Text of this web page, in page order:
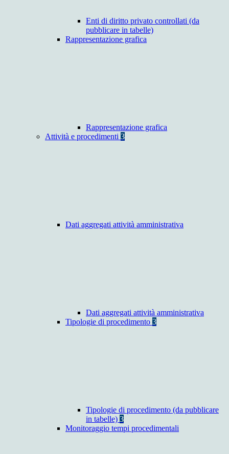
Enti di diritto privato controllati (da
pubblicare in tabelle)
Rappresentazione grafica
Rappresentazione grafica
Attività e procedimenti 3
Dati aggregati attività amministrativa
Dati aggregati attività amministrativa
Tipologie di procedimento 3
Tipologie di procedimento (da pubblicare
in tabelle) 3
Monitoraggio tempi procedimentali